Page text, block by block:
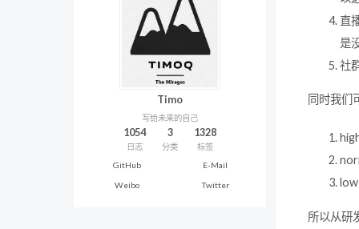
Timo
写给未来的自己
1054
日志
3
分类
1328
标签
GitHub
E-Mail
Weibo Twitter
直
是
社
同时我们
所以从研